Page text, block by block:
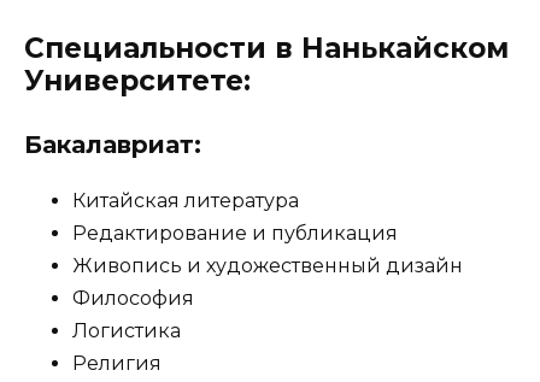
Специальности в Нанькайском
Университете:
Бакалавриат:
Китайская литература
Редактирование и публикация
Живопись и художественный дизайн
Философия
Логистика
Религия